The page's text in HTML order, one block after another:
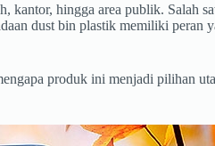
hingga area publik. Salah
dust bin plastik memiliki peran
produk ini menjadi pilihan